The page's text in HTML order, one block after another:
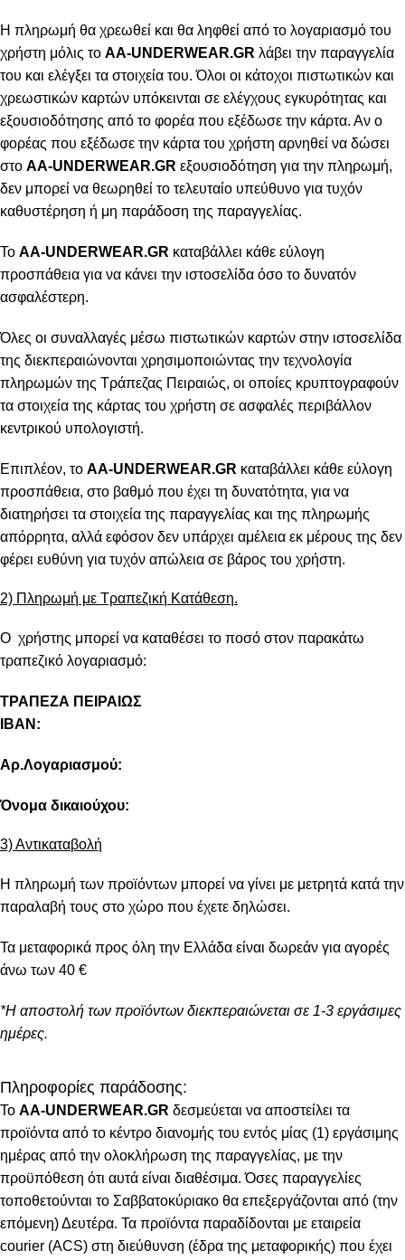
Η πληρωμή θα χρεωθεί και θα ληφθεί από το λογαριασμό του
χρήστη μόλις το AA-UNDERWEAR.GR λάβει την παραγγελία
του και ελέγξει τα στοιχεία του. Όλοι οι κάτοχοι πιστωτικών και
χρεωστικών καρτών υπόκεινται σε ελέγχους εγκυρότητας και
εξουσιοδότησης από το φορέα που εξέδωσε την κάρτα. Αν ο
φορέας που εξέδωσε την κάρτα του χρήστη αρνηθεί να δώσει
στο AA-UNDERWEAR.GR εξουσιοδότηση για την πληρωμή,
δεν μπορεί να θεωρηθεί το τελευταίο υπεύθυνο για τυχόν
καθυστέρηση ή μη παράδοση της παραγγελίας.
Το AA-UNDERWEAR.GR καταβάλλει κάθε εύλογη
προσπάθεια για να κάνει την ιστοσελίδα όσο το δυνατόν
ασφαλέστερη.
Όλες οι συναλλαγές μέσω πιστωτικών καρτών στην ιστοσελίδα
της διεκπεραιώνονται χρησιμοποιώντας την τεχνολογία
πληρωμών της Τράπεζας Πειραιώς, οι οποίες κρυπτογραφούν
τα στοιχεία της κάρτας του χρήστη σε ασφαλές περιβάλλον
κεντρικού υπολογιστή.
Επιπλέον, το AA-UNDERWEAR.GR καταβάλλει κάθε εύλογη
προσπάθεια, στο βαθμό που έχει τη δυνατότητα, για να
διατηρήσει τα στοιχεία της παραγγελίας και της πληρωμής
απόρρητα, αλλά εφόσον δεν υπάρχει αμέλεια εκ μέρους της δεν
φέρει ευθύνη για τυχόν απώλεια σε βάρος του χρήστη.
2) Πληρωμή με Τραπεζική Κατάθεση.
Ο χρήστης μπορεί να καταθέσει το ποσό στον παρακάτω
τραπεζικό λογαριασμό:
ΤΡΑΠΕΖΑ ΠΕΙΡΑΙΩΣ
IBAN:
Αρ.Λογαριασμού:
Όνομα δικαιούχου:
3) Αντικαταβολή
Η πληρωμή των προϊόντων μπορεί να γίνει με μετρητά κατά την
παραλαβή τους στο χώρο που έχετε δηλώσει.
Τα μεταφορικά προς όλη την Ελλάδα είναι δωρεάν για αγορές
άνω των 40 €
*Η αποστολή των προϊόντων διεκπεραιώνεται σε 1-3 εργάσιμες
ημέρες.
Πληροφορίες παράδοσης:
To AA-UNDERWEAR.GR δεσμεύεται να αποστείλει τα
προϊόντα από το κέντρο διανομής του εντός μίας (1) εργάσιμης
ημέρας από την ολοκλήρωση της παραγγελίας, με την
προϋπόθεση ότι αυτά είναι διαθέσιμα. Όσες παραγγελίες
τοποθετούνται το Σαββατοκύριακο θα επεξεργάζονται από (την
επόμενη) Δευτέρα. Τα προϊόντα παραδίδονται με εταιρεία
courier (ACS) στη διεύθυνση (έδρα της μεταφορικής) που έχει